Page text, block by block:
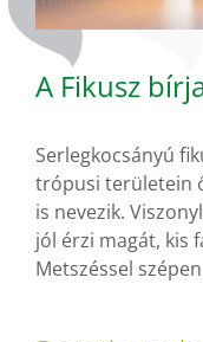
A Fikusz
Serlegkocsányú
trópusi területein
is nevezik.
jól érzi magát, kis
Metszéssel